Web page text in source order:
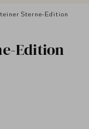
Sterne-Edition
Edition